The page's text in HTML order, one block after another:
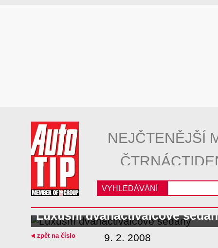
NEJČTENĚJŠÍ
VYHLEDÁVÁNÍ
Luxusní dvanáctiválcové
9. 2. 2008
zpět na číslo